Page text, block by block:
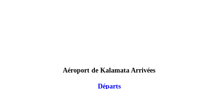
Aéroport de Kalamata Arrivées
Départs